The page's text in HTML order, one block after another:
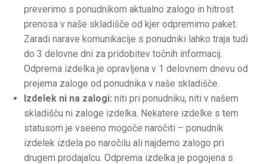
preverimo s ponudnikom aktualno zalogo in hitrost
prenosa v naše skladišče od kjer odpremimo paket.
Zaradi narave komunikacije s ponudniki lahko traja tudi
do 3 delovne dni za pridobitev točnih informacij.
Odprema izdelka je opravljena v 1 delovnem dnevu od
prejema zaloge od ponudnika v naše skladišče.
Izdelek ni na zalogi: niti pri ponudniku, niti v našem
skladišču ni zaloge izdelka. Nekatere izdelke s tem
statusom je vseeno mogoče naročiti – ponudnik
izdelek izdela po naročilu ali najdemo zalogo pri
drugem prodajalcu. Odprema izdelka je pogojena s